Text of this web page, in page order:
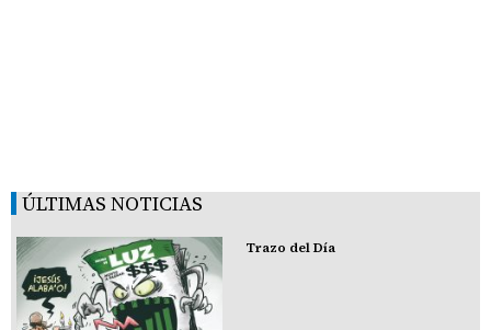
ÚLTIMAS NOTICIAS
Trazo del Día